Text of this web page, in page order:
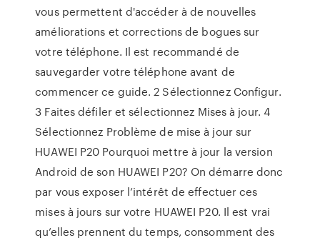
vous permettent d'accéder à de nouvelles
améliorations et corrections de bogues sur
votre téléphone. Il est recommandé de
sauvegarder votre téléphone avant de
commencer ce guide. 2 Sélectionnez Configur.
3 Faites défiler et sélectionnez Mises à jour. 4
Sélectionnez Problème de mise à jour sur
HUAWEI P20 Pourquoi mettre à jour la version
Android de son HUAWEI P20? On démarre donc
par vous exposer l’intérêt de effectuer ces
mises à jours sur votre HUAWEI P20. Il est vrai
qu’elles prennent du temps, consomment des